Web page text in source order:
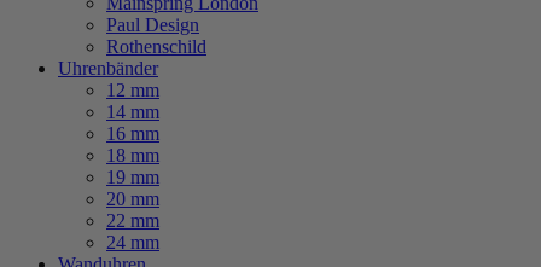
Paul Design
Rothenschild
Uhrenbänder
12 mm
14 mm
16 mm
18 mm
19 mm
20 mm
22 mm
24 mm